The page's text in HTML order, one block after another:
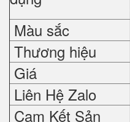
Màu sắc
Thương hiệu
Giá
Liên Hệ Zalo
Cam Kết Sản